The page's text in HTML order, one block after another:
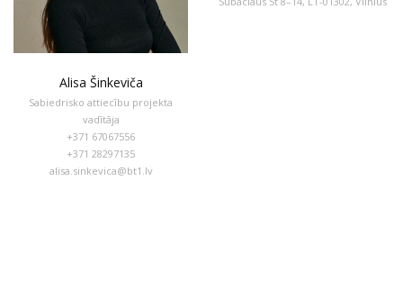
Alisa Šinkeviča
Sabiedrisko attiecību projekta
vadītāja
+371 67067556
+371 28297135
alisa.sinkevica@bt1.lv